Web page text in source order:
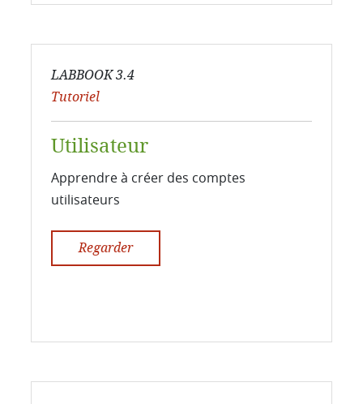
LABBOOK 3.4
Tutoriel
Utilisateur
Apprendre à créer des comptes
utilisateurs
Regarder